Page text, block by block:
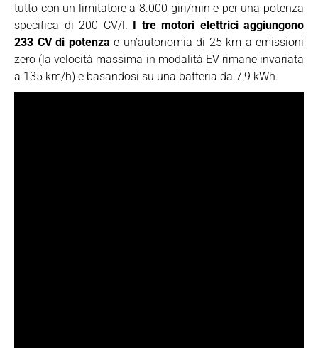
tutto con un limitatore a 8.000 giri/min e per una potenza
specifica di 200 CV/l. I tre motori elettrici aggiungono
233 CV di potenza e un’autonomia di 25 km a emissioni
zero (la velocità massima in modalità EV rimane invariata
a 135 km/h) e basandosi su una batteria da 7,9 kWh.